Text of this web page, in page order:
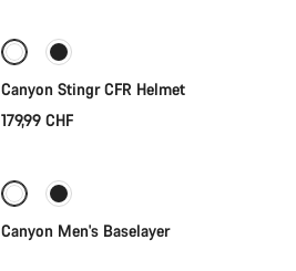
Canyon Stingr CFR Helmet
179,99 CHF
Canyon Men's Baselayer